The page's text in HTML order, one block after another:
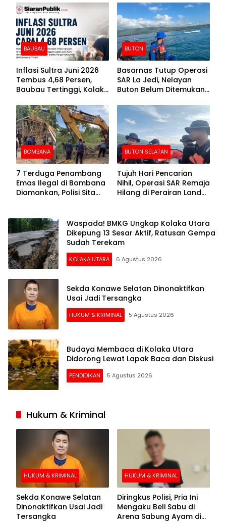
Kemasukan Air
BAUBAU
Inflasi Sultra Juni 2026
Tembus 4,68 Persen,
Baubau Tertinggi, Kolaka
BUTON
Basarnas Tutup Operasi
SAR La Jedi, Nelayan
Buton Belum Ditemukan
BOMBANA
7 Terduga Penambang
Emas Ilegal di Bombana
Diamankan, Polisi Sita
BUTON SELATAN
Tujuh Hari Pencarian
Nihil, Operasi SAR Remaja
Hilang di Perairan Lande
Waspada! BMKG Ungkap Kolaka Utara
Dikepung 13 Sesar Aktif, Ratusan Gempa
Sudah Terekam
KOLAKA UTARA 6 Agustus 2026
Sekda Konawe Selatan Dinonaktifkan
Usai Jadi Tersangka
HUKUM & KRIMINAL 5 Agustus 2026
Budaya Membaca di Kolaka Utara
Didorong Lewat Lapak Baca dan Diskusi
PENDIDIKAN 5 Agustus 2026
Hukum & Kriminal
HUKUM & KRIMINAL
Sekda Konawe Selatan
Dinonaktifkan Usai Jadi
Tersangka
HUKUM & KRIMINAL
Diringkus Polisi, Pria Ini
Mengaku Beli Sabu di
Arena Sabung Ayam di